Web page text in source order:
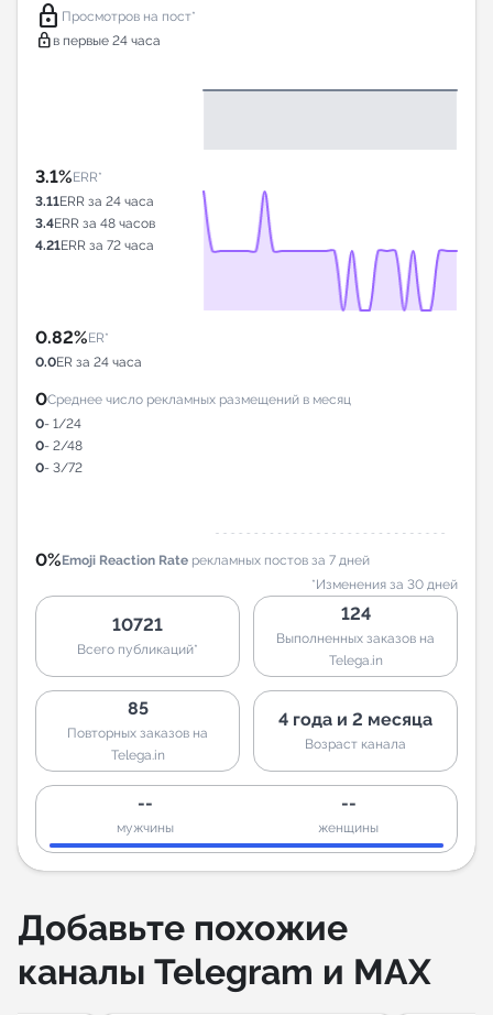
lock Просмотров на пост*
lock в первые 24 часа
3.1%ERR*
3.11ERR за 24 часа
3.4ERR за 48 часов
4.21ERR за 72 часа
0.82%ER*
0.0ER за 24 часа
0Среднее число рекламных размещений в месяц
0- 1/24
0- 2/48
0- 3/72
0%Emoji Reaction Rate рекламных постов за 7 дней
*Изменения за 30 дней
10721
Всего публикаций*
124
Выполненных заказов на
Telega.in
85
Повторных заказов на
Telega.in
4 года и 2 месяца
Возраст канала
--
мужчины
--
женщины
Добавьте похожие
каналы Telegram и MAX